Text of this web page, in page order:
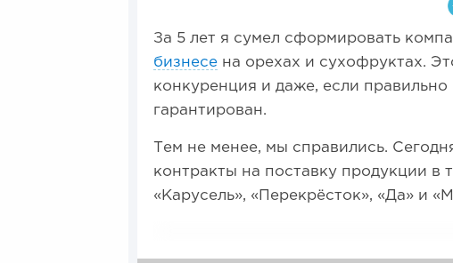
За 5 лет я сумел сформировать
бизнесе на орехах и сухофруктах.
конкуренция и даже, если
гарантирован.
Тем не менее, мы справились.
контракты на поставку продукции в
«Карусель», «Перекрёсток», «Да» и